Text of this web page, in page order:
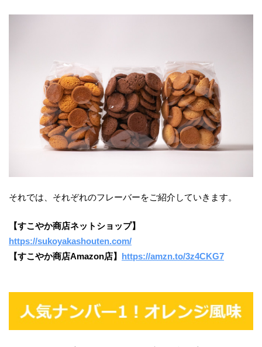
それでは、それぞれのフレーバーをご紹介していきます。
【すこやか商店ネットショップ】
https://sukoyakashouten.com/
【すこやか商店Amazon店】 https://amzn.to/3z4CKG7